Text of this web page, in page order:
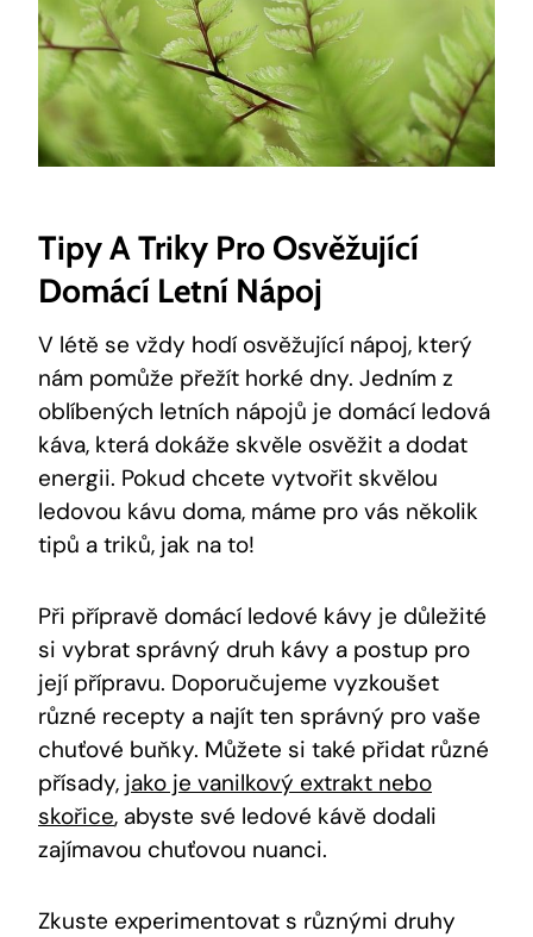
Tipy A Triky Pro Osvěžující
Domácí Letní Nápoj
V létě se vždy hodí osvěžující nápoj, který
nám pomůže přežít horké dny. Jedním z
oblíbených letních nápojů je domácí ledová
káva, která dokáže skvěle osvěžit a dodat
energii. Pokud chcete vytvořit skvělou
ledovou kávu doma, máme pro vás několik
tipů a triků, jak na to!
Při přípravě domácí ledové kávy je důležité
si vybrat správný druh kávy a postup pro
její přípravu. Doporučujeme vyzkoušet
různé recepty a najít ten správný pro vaše
chuťové buňky. Můžete si také přidat různé
přísady, jako je vanilkový extrakt nebo
skořice, abyste své ledové kávě dodali
zajímavou chuťovou nuanci.
Zkuste experimentovat s různými druhy